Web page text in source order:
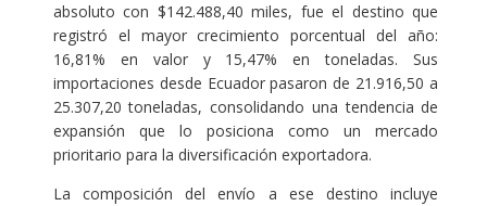
absoluto con $142.488,40 miles, fue el destino que
registró el mayor crecimiento porcentual del año:
16,81% en valor y 15,47% en toneladas. Sus
importaciones desde Ecuador pasaron de 21.916,50 a
25.307,20 toneladas, consolidando una tendencia de
expansión que lo posiciona como un mercado
prioritario para la diversificación exportadora.
La composición del envío a ese destino incluye